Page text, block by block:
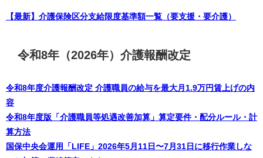
【最新】介護保険区分支給限度基準額一覧（要支援・要介護）
令和8年（2026年）介護報酬改定
令和8年度介護報酬改定 介護職員の給与を最大月1.9万円賃上げの内
容
令和8年度版「介護職員等処遇改善加算」算定要件・配分ルール・計
算方法
国保中央会運用「LIFE」2026年5月11日〜7月31日に移行作業しな